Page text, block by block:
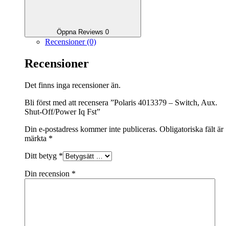
Öppna Reviews 0
Recensioner (0)
Recensioner
Det finns inga recensioner än.
Bli först med att recensera ”Polaris 4013379 – Switch, Aux.
Shut-Off/Power Iq Fst”
Din e-postadress kommer inte publiceras. Obligatoriska fält är
märkta *
Ditt betyg *
Din recension *